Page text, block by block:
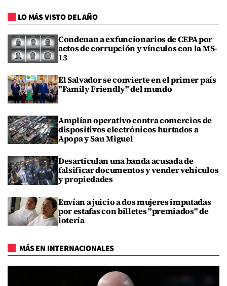
LO MÁS VISTO DEL AÑO
Condenan a exfuncionarios de CEPA por
actos de corrupción y vínculos con la MS-
13
El Salvador se convierte en el primer país
"Family Friendly" del mundo
Amplían operativo contra comercios de
dispositivos electrónicos hurtados a
Apopa y San Miguel
Desarticulan una banda acusada de
falsificar documentos y vender vehículos
y propiedades
Envían a juicio a dos mujeres imputadas
por estafas con billetes "premiados" de
lotería
MÁS EN INTERNACIONALES